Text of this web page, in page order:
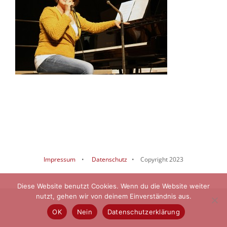
Impressum • Datenschutz • Copyright 2023
Diese Website benutzt Cookies. Wenn du die Website weiter
nutzt, gehen wir von deinem Einverständnis aus.
OK
Nein Datenschutzerklärung